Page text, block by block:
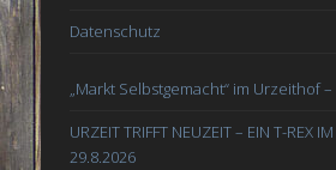
Datenschutz
„Markt Selbstgemacht“ im Urzeithof –
URZEIT TRIFFT NEUZEIT – EIN T-REX
29.8.2026